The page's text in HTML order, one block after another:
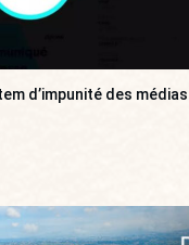
d’impunité des médias